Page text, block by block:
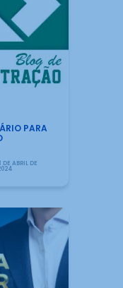
PARA
DE ABRIL DE